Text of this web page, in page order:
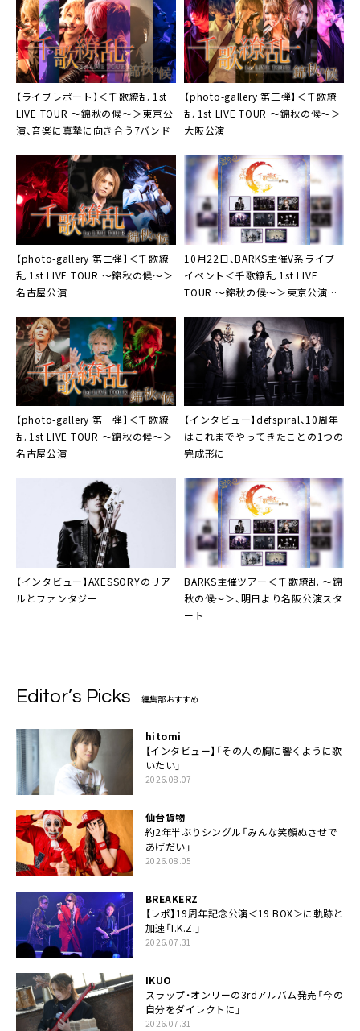
【ライブレポート】＜千歌繚乱 1st
LIVE TOUR ～錦秋の候～＞東京公
演、音楽に真摯に向き合う7バンド
【photo-gallery 第三弾】 ＜千歌繚
乱 1st LIVE TOUR 〜錦秋の候〜＞
大阪公演
【photo-gallery 第二弾】 ＜千歌繚
乱 1st LIVE TOUR 〜錦秋の候〜＞
名古屋公演
10月22日、BARKS主催V系ライブ
イベント ＜千歌繚乱 1st LIVE
TOUR 〜錦秋の候〜＞東京公演開
【photo-gallery 第一弾】 ＜千歌繚
乱 1st LIVE TOUR 〜錦秋の候〜＞
名古屋公演
【インタビュー】defspiral、10周年
はこれまでやってきたことの1つの
完成形に
【インタビュー】AXESSORYのリア
ルとファンタジー
BARKS主催ツアー＜千歌繚乱 〜錦
秋の候〜＞、明日より名阪公演スタ
ート
Editor’s Picks 編集部おすすめ
hitomi
【インタビュー】「その人の胸に響くように歌
いたい」
2026.08.07
仙台貨物
約2年半ぶりシングル「みんな笑顔ぬさせで
あげだい」
2026.08.05
BREAKERZ
【レポ】19周年記念公演＜19 BOX＞に軌跡と
加速「I.K.Z.」
2026.07.31
IKUO
スラップ・オンリーの3rdアルバム発売「今の
自分をダイレクトに」
2026.07.31